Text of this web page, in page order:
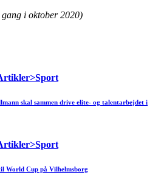
i oktober 2020)
skal sammen drive elite- og talentarbejdet i
World Cup på Vilhelmsborg